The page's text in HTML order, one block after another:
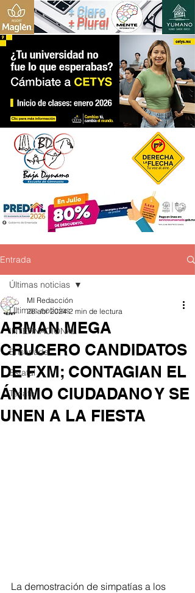
+ Claro
+ Plural
Entrada
Últimas noticias
INTERNACIONAL
Ensenada
Estatal
Tecate
Últimas noticias
ARMAN MEGA
CRUCERO CANDIDATOS
DE FXM; CONTAGIAN EL
ÁNIMO CIUDADANO Y SE
UNEN A LA FIESTA
MI Redacción
28 abr 2024 2 min de lectura
La demostración de simpatías a los